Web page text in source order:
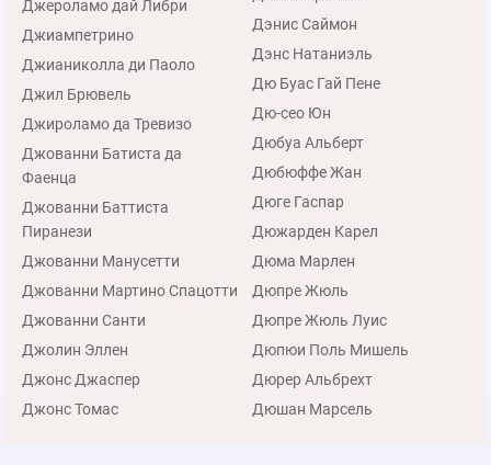
Джероламо дай Либри
Джиампетрино
Джианиколла ди Паоло
Джил Брювель
Джироламо да Тревизо
Джованни Батиста да
Фаенца
Джованни Баттиста
Пиранези
Джованни Манусетти
Джованни Мартино Спацотти
Джованни Санти
Джолин Эллен
Джонс Джаспер
Джонс Томас
Дэнис Саймон
Дэнс Натаниэль
Дю Буас Гай Пене
Дю-сео Юн
Дюбуа Альберт
Дюбюффе Жан
Дюге Гаспар
Дюжарден Карел
Дюма Марлен
Дюпре Жюль
Дюпре Жюль Луис
Дюпюи Поль Мишель
Дюрер Альбрехт
Дюшан Марсель